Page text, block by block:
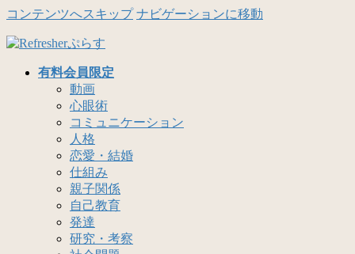
コンテンツへスキップ ナビゲーションに移動
有料会員限定
動画
心眼術
コミュニケーション
人格
恋愛・結婚
仕組み
親子関係
自己教育
発達
研究・考察